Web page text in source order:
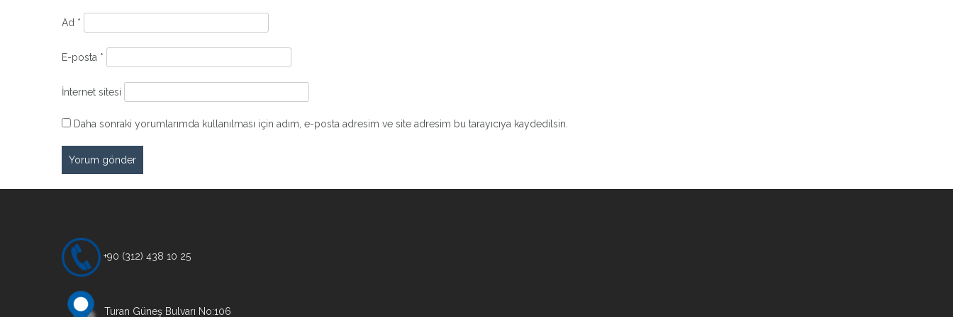
Ad *
E-posta *
İnternet sitesi
Daha sonraki yorumlarımda kullanılması için adım, e-posta adresim ve site adresim bu tarayıcıya kaydedilsin.
+90 (312) 438 10 25
Turan Güneş Bulvarı No:106